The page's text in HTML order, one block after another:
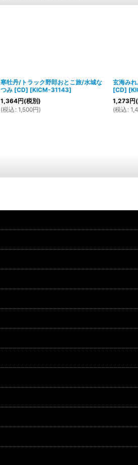
寒牡丹/トラック野郎おとこ旅/水城な
つみ [CD] [KICM-31143]
1,364円(税別)
(税込 : 1,500円)
玄海み
[CD] [
1,273円
(税込 :